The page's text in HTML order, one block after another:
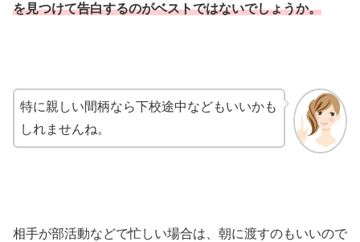
を見つけて告白するのがベストではないでしょうか。
特に親しい間柄なら下校途中などもいいかも
しれませんね。
相手が部活動などで忙しい場合は、朝に渡すのもいいので